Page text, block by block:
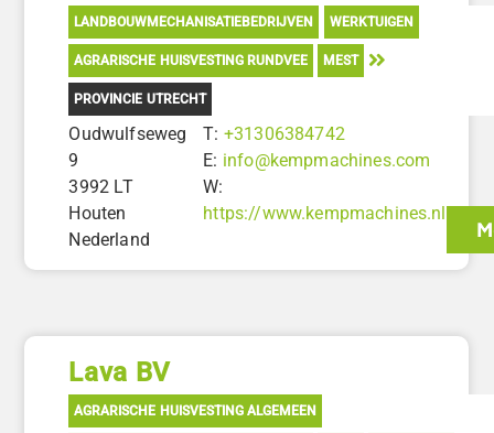
LANDBOUWMECHANISATIEBEDRIJVEN WERKTUIGEN
AGRARISCHE HUISVESTING RUNDVEE MEST
PROVINCIE UTRECHT
Oudwulfseweg
9
3992 LT
Houten
Nederland
T: +31306384742
E: info@kempmachines.com
W:
https://www.kempmachines.nl
Lava BV
AGRARISCHE HUISVESTING ALGEMEEN